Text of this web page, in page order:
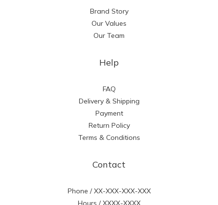
Brand Story
Our Values
Our Team
Help
FAQ
Delivery & Shipping
Payment
Return Policy
Terms & Conditions
Contact
Phone / XX-XXX-XXX-XXX
Hours / XXXX-XXXX